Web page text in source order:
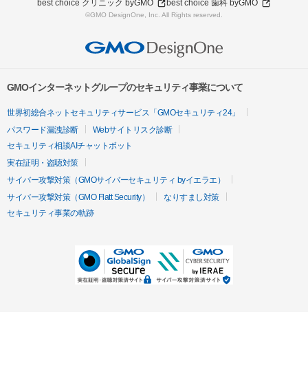
best choice クリニック byGMO
best choice 歯科 byGMO
©GMO DesignOne, Inc. All Rights reserved.
GMOインターネットグループのセキュリティ事業について
世界初総合ネットセキュリティサービス「GMOセキュリティ24」
パスワード漏洩診断
Webサイトリスク診断
セキュリティ相談AIチャットボット
実在証明・盗聴対策
サイバー攻撃対策（GMOサイバーセキュリティ byイエラエ）
サイバー攻撃対策（GMO Flatt Security）
なりすまし対策
セキュリティ事業の軌跡